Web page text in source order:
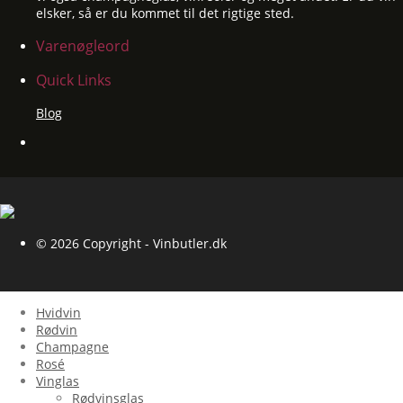
elsker, så er du kommet til det rigtige sted.
Varenøgleord
Quick Links
Blog
© 2026 Copyright - Vinbutler.dk
Hvidvin
Rødvin
Champagne
Rosé
Vinglas
Rødvinsglas